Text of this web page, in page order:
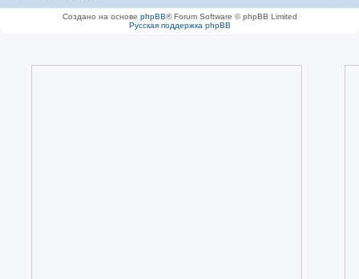
Создано на основе phpBB® Forum Software © phpBB Limited
Русская поддержка phpBB